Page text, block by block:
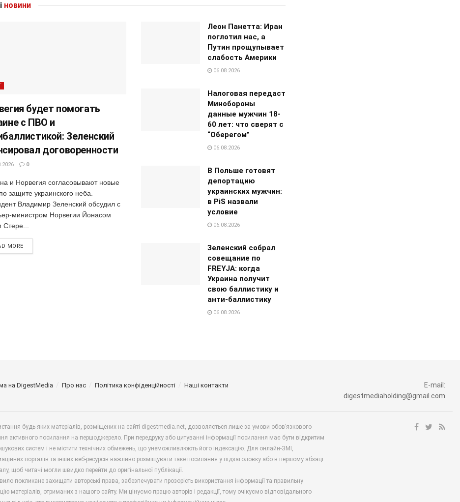
новини
будет помогать
с ПВО и
Зеленский
договоренности
0
и Норвегия согласовывают новые
защите украинского неба.
Владимир Зеленский обсудил с
министром Норвегии Йонасом
Стере...
MORE
Леон Панетта: Иран
поглотил нас, а
Путин прощупывает
слабость Америки
06.08.2026
Налоговая передаст
Минобороны
данные мужчин 18-
60 лет: что сверят с
“Оберегом”
06.08.2026
В Польше готовят
депортацию
украинских мужчин:
в PiS назвали
условие
06.08.2026
Зеленский собрал
совещание по
FREYJA: когда
Украина получит
свою баллистику и
анти-баллистику
06.08.2026
на DigestMedia Про нас Політика конфіденційності Наші контакти
E-mail:
digestmediaholding@gmail.com
будь-яких матеріалів, розміщених на сайті digestmedia.net, дозволяється лише за умови обов’язкового
активного посилання на першоджерело. При передруку або цитуванні інформації посилання має бути відкритим
систем і не містити технічних обмежень, що унеможливлюють його індексацію. Для онлайн-ЗМІ,
порталів та інших веб-ресурсів важливо розміщувати таке посилання у підзаголовку або в першому абзаці
щоб читачі могли швидко перейти до оригінальної публікації.
покликане захищати авторські права, забезпечувати прозорість використання інформації та правильну
матеріалів, отриманих з нашого сайту. Ми цінуємо працю авторів і редакції, тому очікуємо відповідального